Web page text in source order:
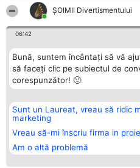
ŞOIMII Divertismentului
06:42
Bună, suntem încântați să vă
să faceți clic pe subiectul de
corespunzător! 🙂
Sunt un Laureat, vreau să ridic
marketing
Vreau să-mi înscriu firma in
Am o altă problemă
Organizator Ranking
BRIGHT SOLUTIONS BR SRL
Aleea Timisul De Sus 2 Bl. A30
Sc. A Et. 4 Ap. 13 Cod 061952
București
CUI 36737675
Lista
Statut